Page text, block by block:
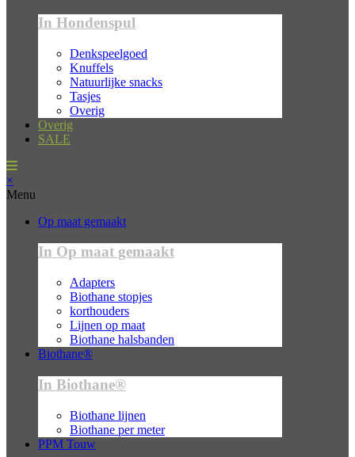
In Hondenspul
Denkspeelgoed
Knuffels
Natuurlijke snacks
Tasjes
Overig
Overig
SALE
×
Menu
Op maat gemaakt
In Op maat gemaakt
Adapters
Biothane stopjes
korthouders
Lijnen op maat
Biothane halsbanden
Biothane®
In Biothane®
Biothane lijnen
Biothane per meter
PPM Touw